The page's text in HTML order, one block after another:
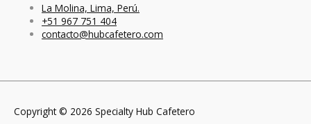
La Molina, Lima, Perú.
+51 967 751 404
contacto@hubcafetero.com
Copyright © 2026 Specialty Hub Cafetero